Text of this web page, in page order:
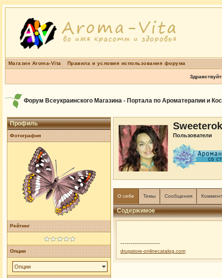
Магазин Aroma-Vita Правила и условия использования форума
Форум Всеукраинского Магазина - Портала по Ароматерапии и
Профиль
Фотография
Рейтинг
Опции
Опции
Sweeterok
Пользователи
О себе Темы Сообщения
Содержимое
--------------------
drugstore-onlinecatalog.com